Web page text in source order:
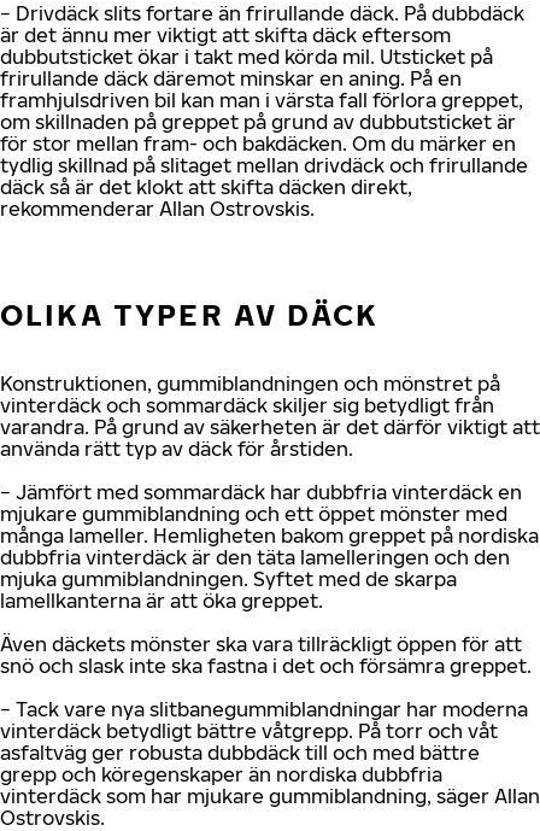
− Drivdäck slits fortare än frirullande däck. På dubbdäck
är det ännu mer viktigt att skifta däck eftersom
dubbutsticket ökar i takt med körda mil. Utsticket på
frirullande däck däremot minskar en aning. På en
framhjulsdriven bil kan man i värsta fall förlora greppet,
om skillnaden på greppet på grund av dubbutsticket är
för stor mellan fram- och bakdäcken. Om du märker en
tydlig skillnad på slitaget mellan drivdäck och frirullande
däck så är det klokt att skifta däcken direkt,
rekommenderar Allan Ostrovskis.
OLIKA TYPER AV DÄCK
Konstruktionen, gummiblandningen och mönstret på
vinterdäck och sommardäck skiljer sig betydligt från
varandra. På grund av säkerheten är det därför viktigt att
använda rätt typ av däck för årstiden.
− Jämfört med sommardäck har dubbfria vinterdäck en
mjukare gummiblandning och ett öppet mönster med
många lameller. Hemligheten bakom greppet på nordiska
dubbfria vinterdäck är den täta lamelleringen och den
mjuka gummiblandningen. Syftet med de skarpa
lamellkanterna är att öka greppet.
Även däckets mönster ska vara tillräckligt öppen för att
snö och slask inte ska fastna i det och försämra greppet.
− Tack vare nya slitbanegummiblandningar har moderna
vinterdäck betydligt bättre våtgrepp. På torr och våt
asfaltväg ger robusta dubbdäck till och med bättre
grepp och köregenskaper än nordiska dubbfria
vinterdäck som har mjukare gummiblandning, säger Allan
Ostrovskis.